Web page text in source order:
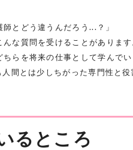
とどう違うんだろう...？」
な質問を受けることがあります
らを将来の仕事として学んで
間とは少しちがった専門性と役
るところ